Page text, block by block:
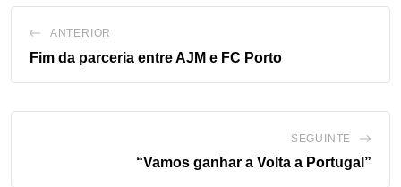
ANTERIOR
Fim da parceria entre AJM e FC Porto
SEGUINTE
“Vamos ganhar a Volta a Portugal”